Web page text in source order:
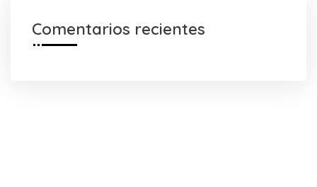
Comentarios recientes